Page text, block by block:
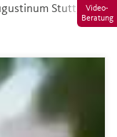
Video-
Beratung
Stuttgart-